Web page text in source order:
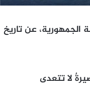
عن تاريخ
لا تتعدى